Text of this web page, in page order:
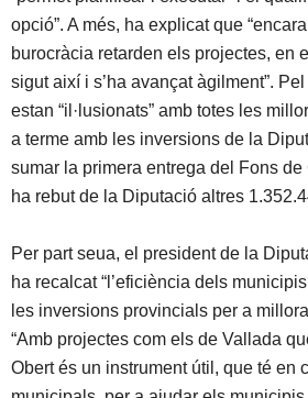
opció”. A més, ha explicat que
burocràcia retarden els projectes, en
sigut així i s’ha avançat àgilment”.
estan “il·lusionats” amb totes les
a terme amb les inversions de la
sumar la primera entrega del Fons de
ha rebut de la Diputació altres
Per part seua, el president de la
ha recalcat “l’eficiència dels
les inversions provincials per a
“Amb projectes com els de Vallada
Obert és un instrument útil, que té en